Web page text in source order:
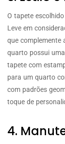
O tapete
Leve em
que complemente
quarto possui
tapete com
para um quarto
com padrões
toque de
4.